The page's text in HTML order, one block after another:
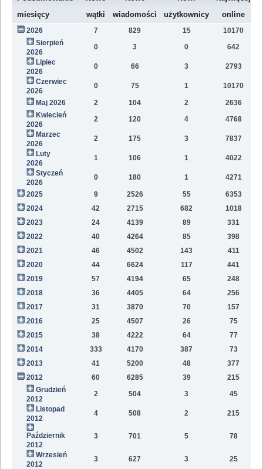
miesięcy
wątki
wiadomości
użytkownicy
online
2026 7 829 15 10170
Sierpień
2026
0 3 0 642
Lipiec
2026
0 66 3 2793
Czerwiec
2026
0 75 1 10170
Maj 2026 2 104 2 2636
Kwiecień
2026
2 120 4 4768
Marzec
2026
2 175 3 7837
Luty
2026
1 106 1 4022
Styczeń
2026
0 180 1 4271
2025 9 2526 55 6353
2024
42 2715 682 1018
2023
24 4139 89 331
2022
40 4264 85 398
2021
46 4502 143 411
2020
44 6624 117 441
2019
57 4194 65 248
2018
36 4405 64 256
2017
31 3870 70
157
2016
25 4507 26
75
2015
38 4222 64
77
2014
333 4170 387
73
2013
41 5200 48
377
2012
60 6285 39
215
Grudzień
2012
2 504 3
45
Listopad
2012
4 508 2 215
Październik
2012
3 701 5 78
Wrzesień
2012
3 627 3
25